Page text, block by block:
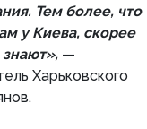
Тем более, что
у Киева, скорее
—
Харьковского